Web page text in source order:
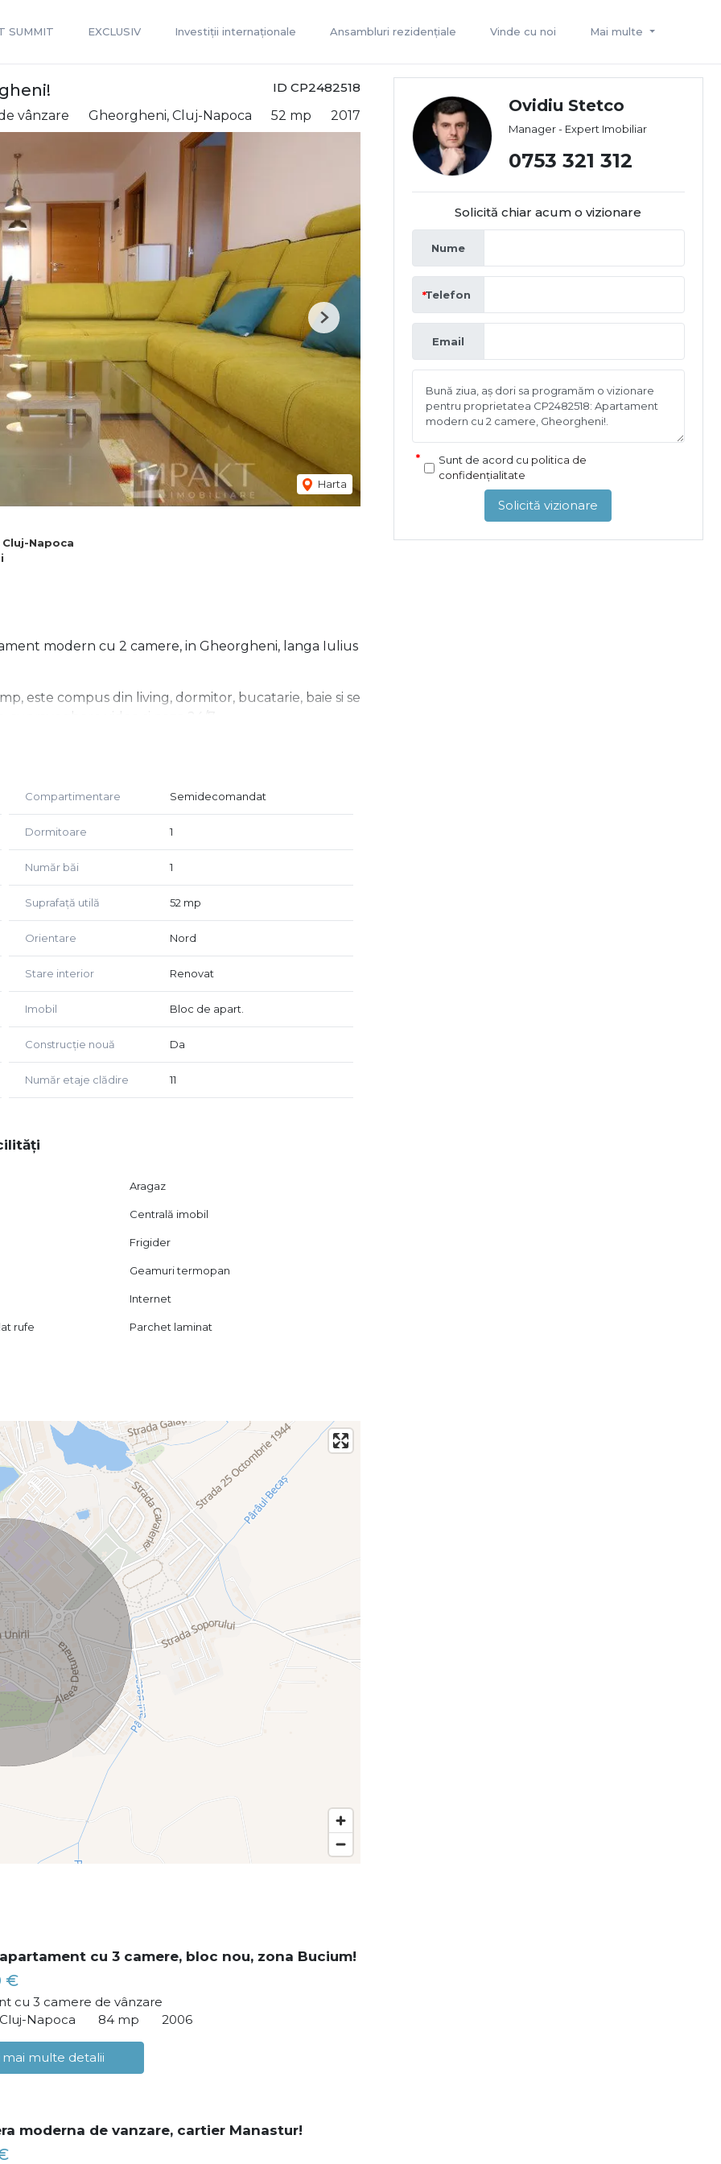
SUMMIT EXCLUSIV Investiții internaționale Ansambluri rezidențiale Vinde cu noi Mai multe
ID CP2482518
vânzare Gheorgheni, Cluj-Napoca 52 mp 2017
Harta
Next
Napoca
modern cu 2 camere, in Gheorgheni, langa Iulius
este compus din living, dormitor, bucatarie, baie si se
video si paza 24/7.
termopan, incalzirea se face prin centrala de
de sala de sport, sala festiva, piscina interioara si
de transport in comun, a magazinelor si altor puncte
de telefon afisate sau ne puteti gasi la sediul
36!
Compartimentare Semidecomandat
Dormitoare 1
Număr băi 1
Suprafață utilă 52 mp
Orientare Nord
Stare interior Renovat
Imobil Bloc de apart.
Construcție nouă Da
Număr etaje clădire 11
Aragaz
Centrală imobil
Frigider
Geamuri termopan
Internet
rufe Parchet laminat
Ovidiu Stetco
Manager - Expert Imobiliar
0753 321 312
Solicită chiar acum o vizionare
Nume
Telefon
Email
Sunt de acord cu politica de
confidențialitate
Solicită vizionare
cu 3 camere, bloc nou, zona Bucium!
€
cu 3 camere de vânzare
Napoca
84 mp 2006
mai multe detalii
moderna de vanzare, cartier Manastur!